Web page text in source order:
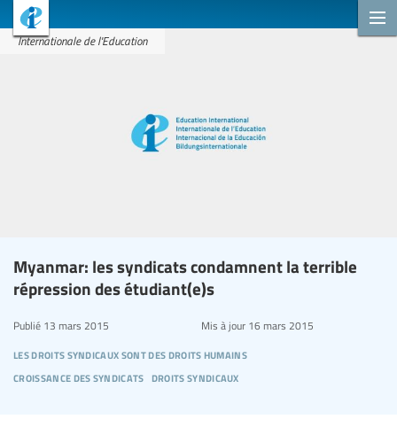
Internationale de l'Education
Myanmar: les syndicats condamnent la terrible
répression des étudiant(e)s
les droits syndicaux sont des droits humains
croissance des syndicats droits syndicaux
Publié 13 mars 2015 Mis à jour16 mars 2015